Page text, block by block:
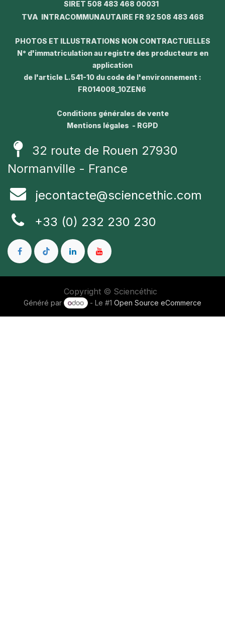
SIRET 508 483 468 00031
TVA INTRACOMMUNAUTAIRE FR 92 508 483 468
PHOTOS ET ILLUSTRATIONS NON CONTRACTUELLES
N° d'immatriculation au registre des producteurs en
application
de l'article L.541-10 du code de l'environnement :
FR014008_10ZEN6
Conditions générales de vente
Mentions légales - RGPD
32 route de Rouen 27930
Normanville - France
jecontacte@sciencethic.com
+33 (0) 232 230 230
Copyright © Sciencéthic
Généré par - Le #1Open Source eCommerce